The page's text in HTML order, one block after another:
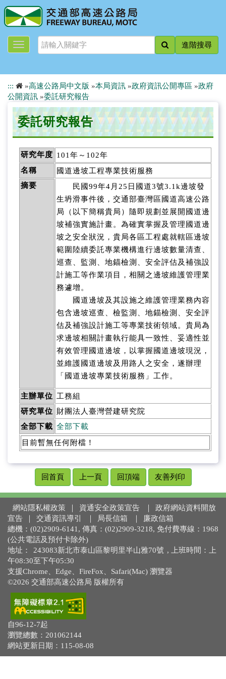
跳
到
主
進階搜尋
::: »高速公路局中文版 »本局資訊 »政府資訊公開專區 »政府
公開資訊 »委託研究報告
委託研究報告
研究年度 101年～102年
名稱
國道邊坡工程專業技術服務
摘要
民國99年4月 25 日國道3號3.1k邊坡發
生坍滑事件後，交通部臺灣區國道高速公路
局（以下簡稱貴局）隨即規劃並展開國道邊
坡補強實施計畫。為確實掌握及管理國道邊
坡之安全狀況，貴局各區工程處就轄區邊坡
範圍陸續委託專業機構進行邊坡數量清查、
巡查、監測、地錨檢測、安全評估及補強設
計施工等作業項目，相關之邊坡維護管理業
務遽增。
國道邊坡及其設施之維護管理業務內容
包含邊坡巡查、檢監測、地錨檢測、安全評
估及補強設計施工等專業技術領域。貴局為
求邊坡相關計畫執行能具一致性、妥適性並
有效管理國道邊坡，以掌握國道邊坡現況，
並維護國道邊坡及用路人之安全，遂辦理
「國道邊坡專業技術服務」工作。
主辦單位 工務組
研究單位 財團法人臺灣營建研究院
全部下載 全部下載
目前暫無任何附檔！
回首頁 上一頁 回頂端 友善列印
網站隱私權政策 資通安全政策宣告
政府網站資料開放
宣告
交通資訊導引 局長信箱
廉政信箱
總機：(02)2909-6141, 傳真：(02)2909-3218, 免付費專線：1968
(公共電話及預付卡除外)
地址：
243083新北市泰山區黎明里半山雅70號 , 上班時間：上
午08:30至下午05:30
支援Chrome、Edge、FireFox、Safari(Mac) 瀏覽器
©2026 交通部高速公路局 版權所有
自96-12-7起
瀏覽總數：201062144
網站更新日期：115-08-08